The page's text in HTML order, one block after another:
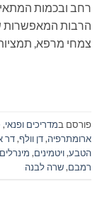
רחב ובכמות
הרבות המאפשרות
צמחי מרפא,
פורסם במדריכים ופנאי,
ארומתרפיה,דן וולף,דר
הטבע,ויטמינים, מינרלים
רמבם,שרה לבנה